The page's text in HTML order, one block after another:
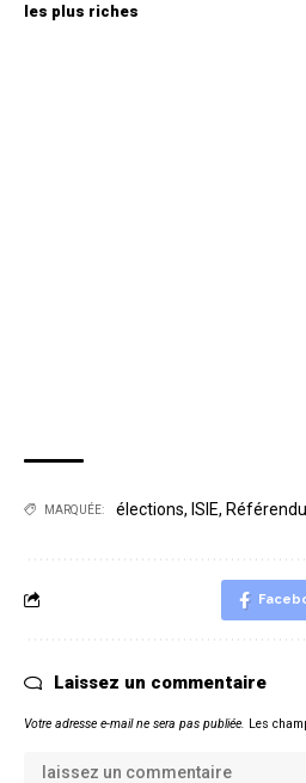
les plus riches
MARQUÉE: élections, ISIE,
Laissez un commentaire
Votre adresse e-mail ne sera pas publiée. Les